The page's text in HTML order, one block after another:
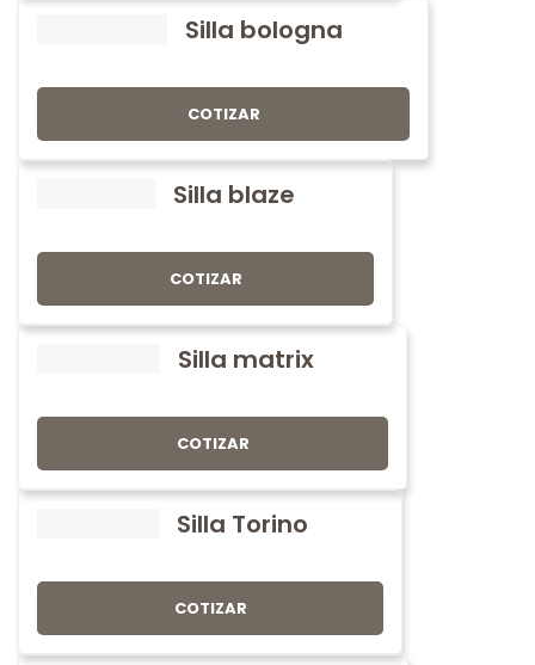
Silla bologna
COTIZAR
Silla blaze
COTIZAR
Silla matrix
COTIZAR
Silla Torino
COTIZAR